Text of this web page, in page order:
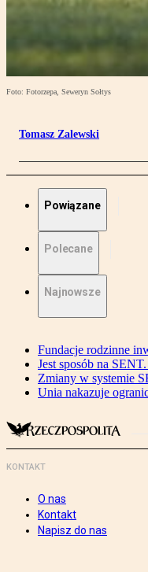
Foto: Fotorzepa, Seweryn Sołtys
Tomasz Zalewski
Powiązane
Polecane
Najnowsze
Fundacje rodzinne
Jest sposób na
Zmiany w systemie
Unia nakazuje
KONTAKT
O nas
Kontakt
Napisz do nas